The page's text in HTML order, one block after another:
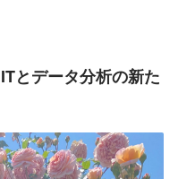
とデータ分析の新た